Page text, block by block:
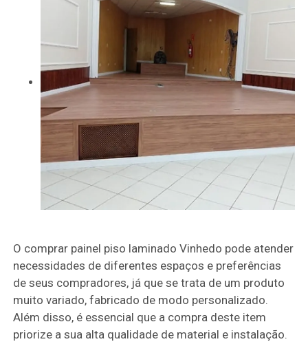
O comprar painel piso laminado Vinhedo pode atender
necessidades de diferentes espaços e preferências
de seus compradores, já que se trata de um produto
muito variado, fabricado de modo personalizado.
Além disso, é essencial que a compra deste item
priorize a sua alta qualidade de material e instalação.